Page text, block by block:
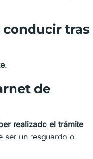
conducir tras
.
de
realizado el trámite
ser un resguardo o